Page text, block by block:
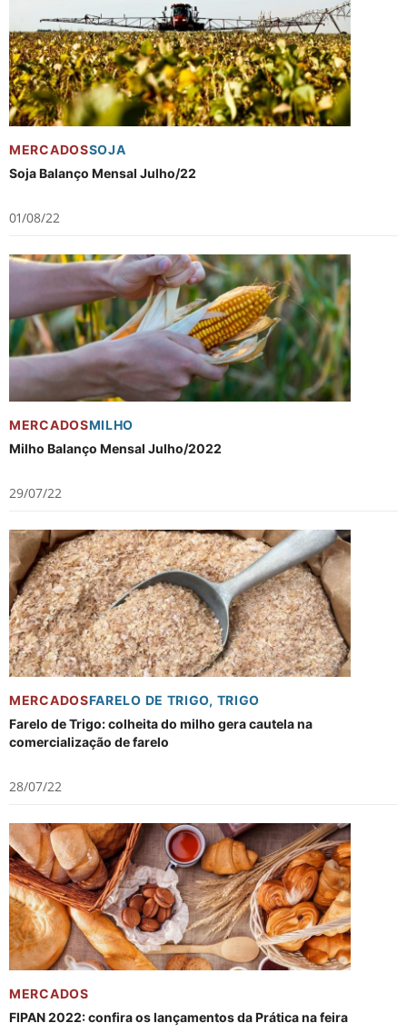
MERCADOSSOJA
Soja Balanço Mensal Julho/22
01/08/22
MERCADOSMILHO
Milho Balanço Mensal Julho/2022
29/07/22
MERCADOSFARELO DE TRIGO, TRIGO
Farelo de Trigo: colheita do milho gera cautela na
comercialização de farelo
28/07/22
MERCADOS
FIPAN 2022: confira os lançamentos da Prática na feira